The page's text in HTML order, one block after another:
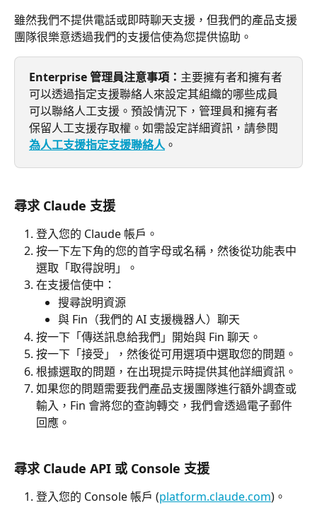
雖然我們不提供電話或即時聊天支援，但我們的產品支援
團隊很樂意透過我們的支援信使為您提供協助。
Enterprise 管理員注意事項： 主要擁有者和擁有者
可以透過指定支援聯絡人來設定其組織的哪些成員
可以聯絡人工支援。預設情況下，管理員和擁有者
保留人工支援存取權。如需設定詳細資訊，請參閱
為人工支援指定支援聯絡人。
尋求 Claude 支援
登入您的 Claude 帳戶。
按一下左下角的您的首字母或名稱，然後從功能表中
選取「取得說明」。
在支援信使中：
搜尋說明資源
與 Fin（我們的 AI 支援機器人）聊天
按一下「傳送訊息給我們」開始與 Fin 聊天。
按一下「接受」，然後從可用選項中選取您的問題。
根據選取的問題，在出現提示時提供其他詳細資訊。
如果您的問題需要我們產品支援團隊進行額外調查或
輸入，Fin 會將您的查詢轉交，我們會透過電子郵件
回應。
尋求 Claude API 或 Console 支援
登入您的 Console 帳戶 (platform.claude.com)。